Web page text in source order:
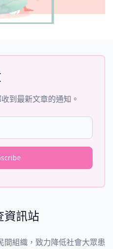
到最新文章的通知。
站
資訊站
間組織，致力降低社會大眾患